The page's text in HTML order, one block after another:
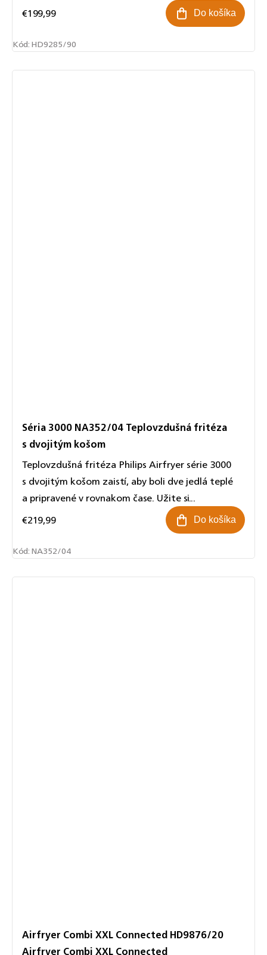
€199,99 Do košíka
Kód:HD9285/90
Séria 3000 NA352/04 Teplovzdušná fritéza
s dvojitým košom
€219,99 Do košíka
Teplovzdušná fritéza Philips Airfryer série 3000
s dvojitým košom zaistí, aby boli dve jedlá teplé
a pripravené v rovnakom čase. Užite si...
Kód:NA352/04
Airfryer Combi XXL Connected HD9876/20
Airfryer Combi XXL Connected